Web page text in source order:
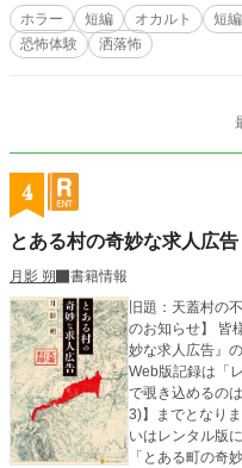
加。2026/8/9の
お』の章を追加。
らの作品は、小
ホラー 短編 オカルト 短
恐怖体験
洒落怖
4
とある村の奇妙な求人広告
月影 朔
書籍情報
旧題：天蓋村の
のお知らせ】 皆
妙な求人広告』
Web版記録は「
で覗き込めるの
3)】までとなり
いはレンタル版に
「とある町の奇